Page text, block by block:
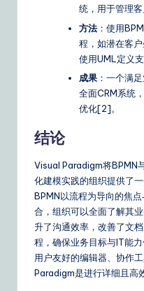
统，用于管理客
方法：使用
程，如潜在客户
使用UML定义
成果 ：一个满
全面CRM系统
优化[2]。
结论
Visual Paradigm将BPMN
化建模实践的组织提供了
BPMN以流程为导向的焦
合，组织可以全面了解其
升了沟通效率，改善了文
程，确保业务目标与IT能
用户友好的编辑器、协作
Paradigm是进行详细且高